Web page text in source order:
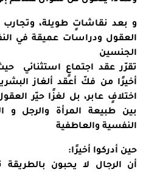
و بعد نقاشاتٍ طويلة،
العقول ودراسات عميقة في
الجنسين
تقرّر عقد اجتماعٍ استثنائي
أخيرًا من فكّ أعقد ألغاز
اختلافٍ عابر، بل لغزًا حيّر
بين طبيعة المرأة والرجل و
النفسية والعاطفية
حين أدركوا أخيرًا:
أن الرجال لا يحبون